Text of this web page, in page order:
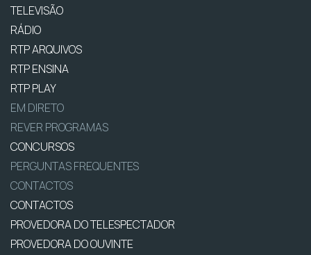
TELEVISÃO
RÁDIO
RTP ARQUIVOS
RTP ENSINA
RTP PLAY
EM DIRETO
REVER PROGRAMAS
CONCURSOS
PERGUNTAS FREQUENTES
CONTACTOS
CONTACTOS
PROVEDORA DO TELESPECTADOR
PROVEDORA DO OUVINTE